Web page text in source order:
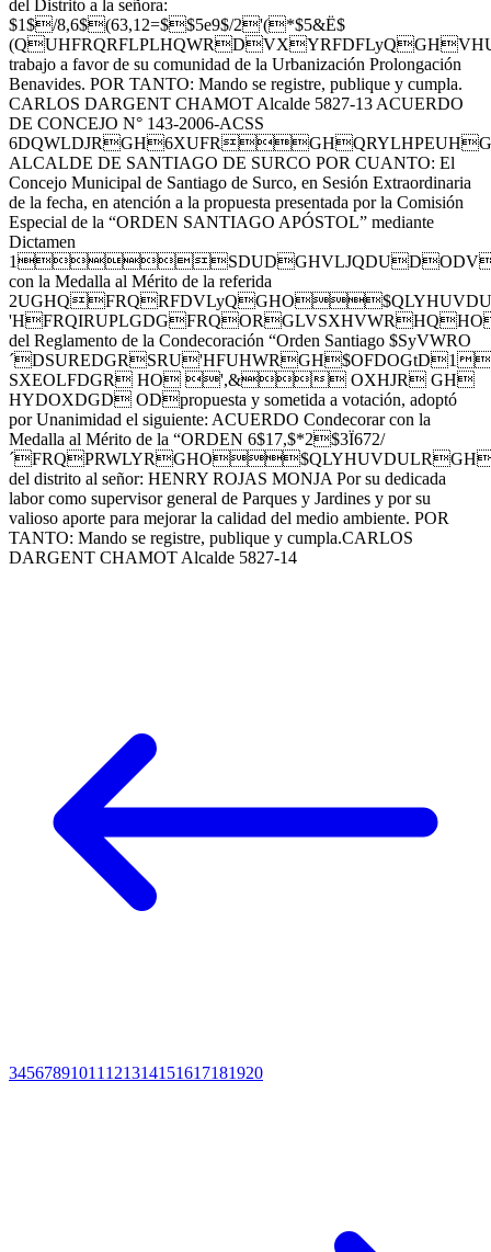
del Distrito a la señora:
$1$/8,6$(63,12=$$5e9$/2'(*$5&Ë$
trabajo a favor de su comunidad de la Urbanización Prolongación
Benavides. POR TANTO: Mando se registre, publique y cumpla.
CARLOS DARGENT CHAMOT Alcalde 5827-13 ACUERDO
DE CONCEJO N° 143-2006-ACSS
ALCALDE DE SANTIAGO DE SURCO POR CUANTO: El
Concejo Municipal de Santiago de Surco, en Sesión Extraordinaria
de la fecha, en atención a la propuesta presentada por la Comisión
Especial de la “ORDEN SANTIAGO APÓSTOL” mediante
Dictamen
con la Medalla al Mérito de la referida
del Reglamento de la Condecoración “Orden Santiago $SyVWRO
SXEOLFDGR HO ',& OXHJR GH
HYDOXDGD ODpropuesta y sometida a votación, adoptó
por Unanimidad el siguiente: ACUERDO Condecorar con la
Medalla al Mérito de la “ORDEN 6$17,$*2$3Ï672/
del distrito al señor: HENRY ROJAS MONJA Por su dedicada
labor como supervisor general de Parques y Jardines y por su
valioso aporte para mejorar la calidad del medio ambiente. POR
TANTO: Mando se registre, publique y cumpla.CARLOS
DARGENT CHAMOT Alcalde 5827-14
34567891011 121314151617181920